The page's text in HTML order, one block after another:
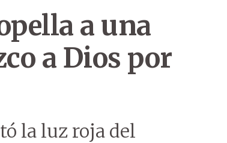
a una
a Dios por
la luz roja del